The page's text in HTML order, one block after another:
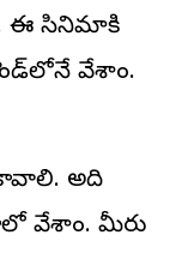
ఈ సినిమాకి
వేశాం.
అది
వేశాం. మీరు